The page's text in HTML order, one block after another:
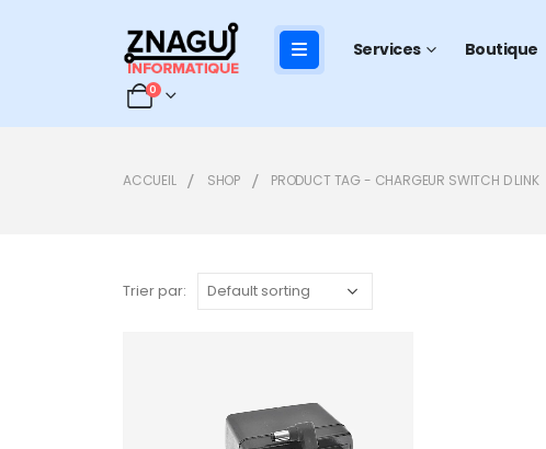
Services Boutique
0
ACCUEIL SHOP PRODUCT TAG - CHARGEUR SWITCH D LINK
Trier par: